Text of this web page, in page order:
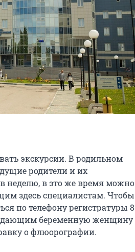
экскурсии. В родильном
родители и их
неделю, в это же время можно
здесь специалистам. Чтобы
по телефону регистратуры 8
беременную женщину
о флюорографии.